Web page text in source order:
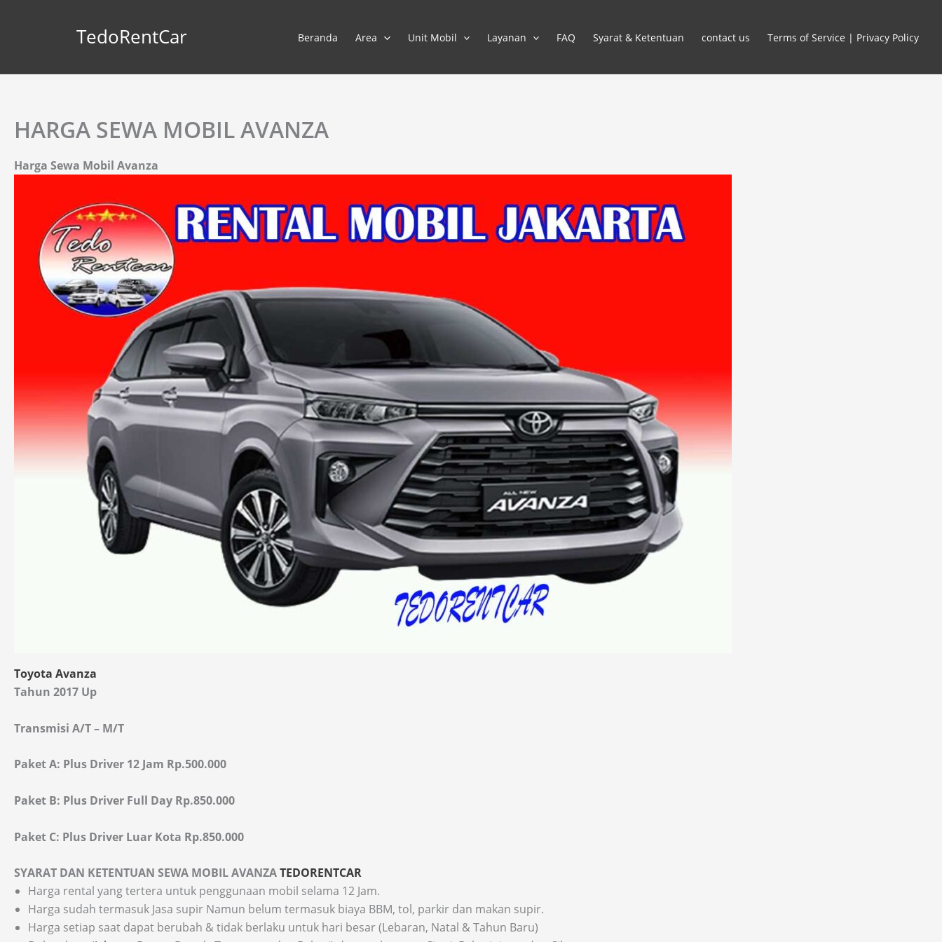
TedoRentCar Beranda Area Unit Mobil Layanan FAQ Syarat & Ketentuan contact us Terms of Service | Privacy Policy
HARGA SEWA MOBIL AVANZA
Harga Sewa Mobil Avanza
Toyota Avanza
Tahun 2017 Up
Transmisi A/T – M/T
Paket A: Plus Driver 12 Jam Rp.500.000
Paket B: Plus Driver Full Day Rp.850.000
Paket C: Plus Driver Luar Kota Rp.850.000
SYARAT DAN KETENTUAN SEWA MOBIL AVANZATEDORENTCAR
Harga rental yang tertera untuk penggunaan mobil selama 12 Jam.
Harga sudah termasuk Jasa supir Namun belum termasuk biaya BBM, tol, parkir dan makan supir.
Harga setiap saat dapat berubah & tidak berlaku untuk hari besar (Lebaran, Natal & Tahun Baru)